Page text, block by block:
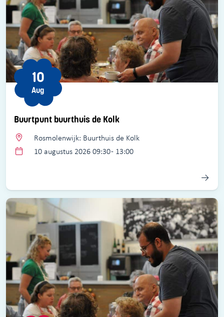
Buurtpunt buurthuis de Kolk
10
Aug
Rosmolenwijk: Buurthuis de Kolk
10 augustus 2026 09:30 - 13:00